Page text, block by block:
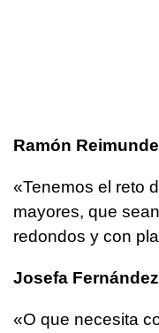
Ramón Reimunde
«Tenemos el reto
mayores, que
redondos y con
Josefa Fernández
«O que necesita